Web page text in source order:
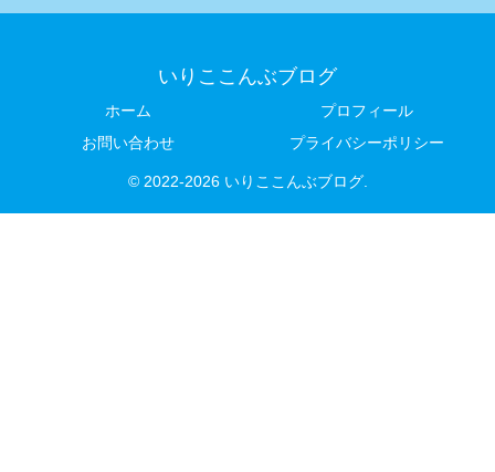
いりここんぶブログ
ホーム
プロフィール
お問い合わせ
プライバシーポリシー
© 2022-2026 いりここんぶブログ.